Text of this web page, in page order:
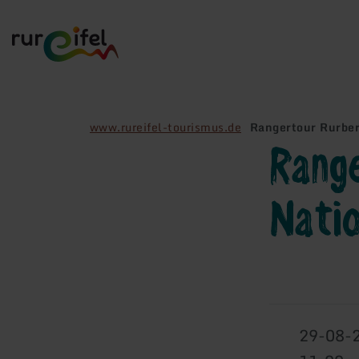
Terug
naar
www.rureifel-tourismus.de Rangertour
29-08-